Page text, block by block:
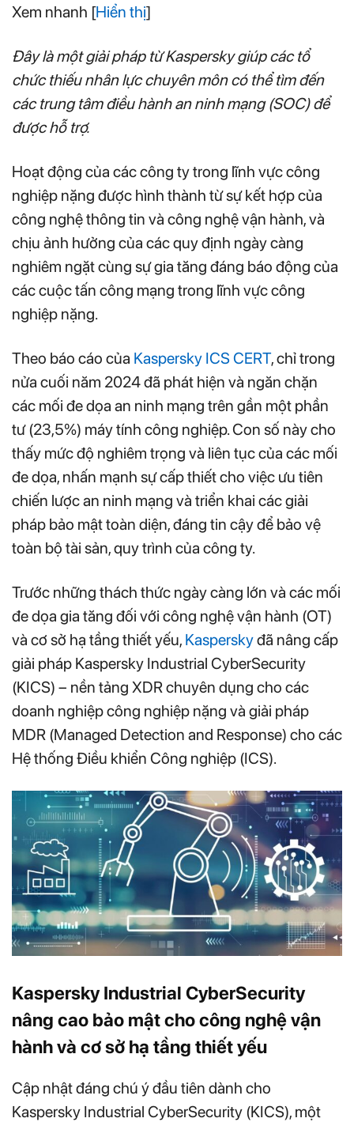
Xem nhanh [Hiển thị]
Đây là một giải pháp từ Kaspersky giúp các tổ
chức thiếu nhân lực chuyên môn có thể tìm đến
các trung tâm điều hành an ninh mạng (SOC) để
được hỗ trợ.
Hoạt động của các công ty trong lĩnh vực công
nghiệp nặng được hình thành từ sự kết hợp của
công nghệ thông tin và công nghệ vận hành, và
chịu ảnh hưởng của các quy định ngày càng
nghiêm ngặt cùng sự gia tăng đáng báo động của
các cuộc tấn công mạng trong lĩnh vực công
nghiệp nặng.
Theo báo cáo của Kaspersky ICS CERT, chỉ trong
nửa cuối năm 2024 đã phát hiện và ngăn chặn
các mối đe dọa an ninh mạng trên gần một phần
tư (23,5%) máy tính công nghiệp. Con số này cho
thấy mức độ nghiêm trọng và liên tục của các mối
đe dọa, nhấn mạnh sự cấp thiết cho việc ưu tiên
chiến lược an ninh mạng và triển khai các giải
pháp bảo mật toàn diện, đáng tin cậy để bảo vệ
toàn bộ tài sản, quy trình của công ty.
Trước những thách thức ngày càng lớn và các mối
đe dọa gia tăng đối với công nghệ vận hành (OT)
và cơ sở hạ tầng thiết yếu, Kasperskyđã nâng cấp
giải pháp Kaspersky Industrial CyberSecurity
(KICS) – nền tảng XDR chuyên dụng cho các
doanh nghiệp công nghiệp nặng và giải pháp
MDR (Managed Detection and Response) cho các
Hệ thống Điều khiển Công nghiệp (ICS).
Kaspersky Industrial CyberSecurity
nâng cao bảo mật cho công nghệ vận
hành và cơ sở hạ tầng thiết yếu
Cập nhật đáng chú ý đầu tiên dành cho
Kaspersky Industrial CyberSecurity (KICS), một